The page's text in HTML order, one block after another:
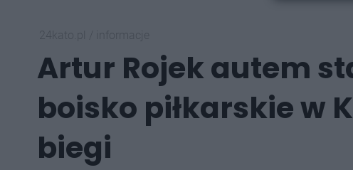
Artur Rojek autem
boisko piłkarskie w
biegi